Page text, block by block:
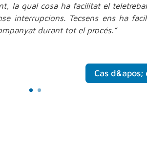
la qual cosa ha facilitat el
interrupcions. Tecsens ens ha
durant tot el procés.”
Cas d&apos;